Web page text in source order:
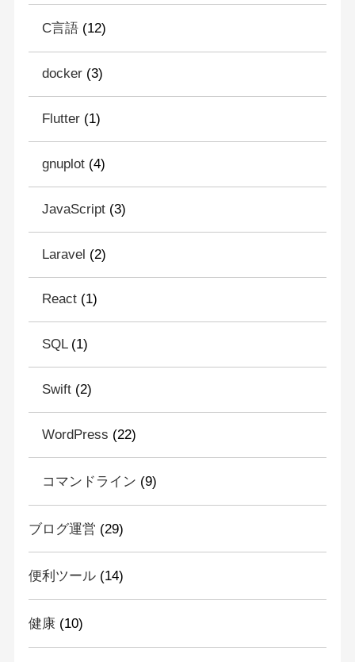
C言語(12)
docker(3)
Flutter(1)
gnuplot(4)
JavaScript(3)
Laravel (2)
React(1)
SQL(1)
Swift(2)
WordPress (22)
コマンドライン (9)
ブログ運営 (29)
便利ツール(14)
健康(10)